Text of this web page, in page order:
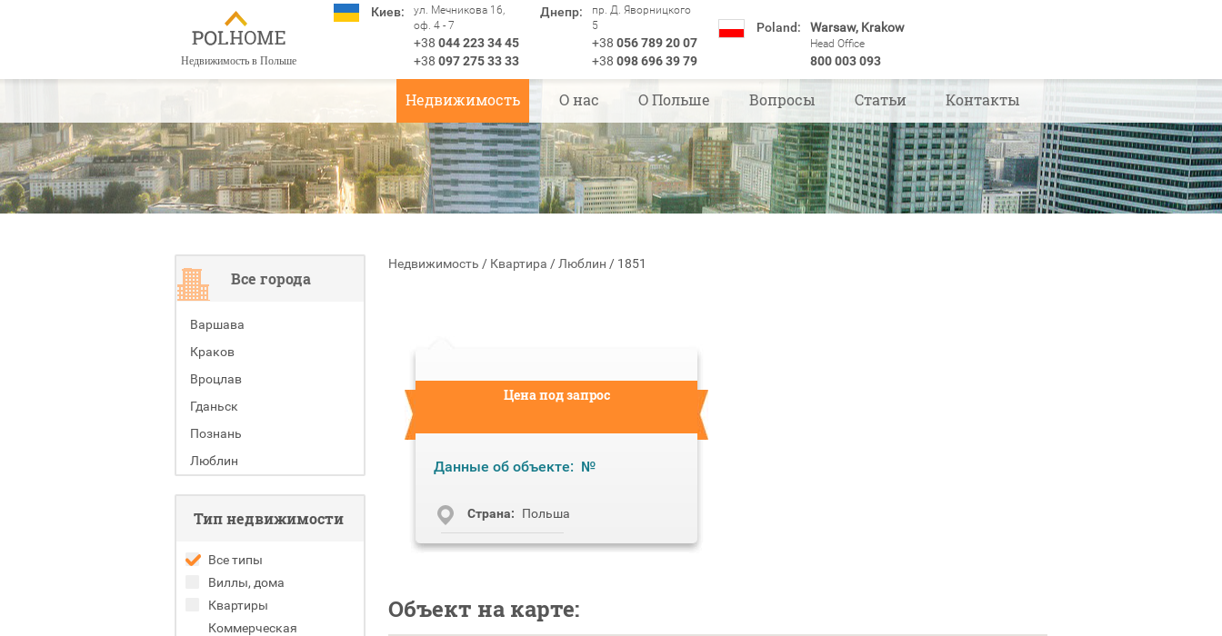
Недвижимость в Польше
Киев:
ул. Мечникова 16,
оф. 4 - 7
+38 044 223 34 45
+38 097 275 33 33
Днепр:
пр. Д. Яворницкого
5
+38 056 789 20 07
+38 098 696 39 79
Poland: Warsaw, Krakow
Head Office
800 003 093
Недвижимость О нас О Польше Вопросы Статьи Контакты
Все города
Варшава
Краков
Вроцлав
Гданьск
Познань
Люблин
Тип недвижимости
Все типы
Виллы, дома
Квартиры
Коммерческая
Недвижимость / Квартира / Люблин / 1851
Цена под запрос
Данные об объекте: №
Cтрана: Польша
Объект на карте: